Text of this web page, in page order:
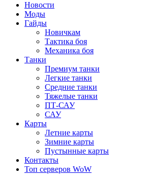
Новости
Моды
Гайды
Новичкам
Тактика боя
Механика боя
Танки
Премиум танки
Легкие танки
Средние танки
Тяжелые танки
ПТ-САУ
САУ
Карты
Летние карты
Зимние карты
Пустынные карты
Контакты
Топ серверов WoW